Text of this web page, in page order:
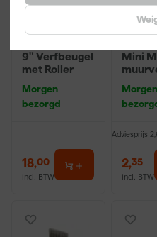
9" Verfbeugel
met Roller
Morgen
bezorgd
18,00
incl. BTW
Mini
Morgen
Adviesprijs
2,35
incl. BTW